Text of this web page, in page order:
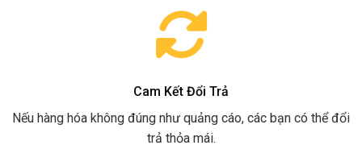
Cam Kết Đổi Trả
Nếu hàng hóa không đúng như quảng cáo, các bạn có thể đổi
trả thỏa mái.